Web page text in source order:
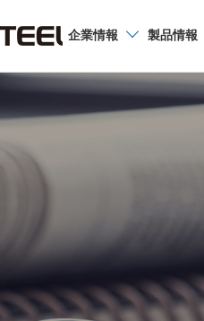
企業情報 製品情報